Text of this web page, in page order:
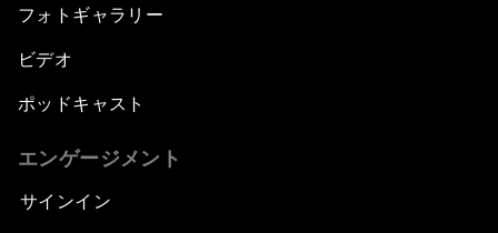
フォトギャラリー
ビデオ
ポッドキャスト
エンゲージメント
サインイン